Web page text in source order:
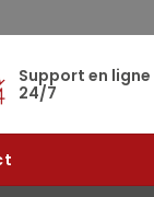
Support en ligne
24/7